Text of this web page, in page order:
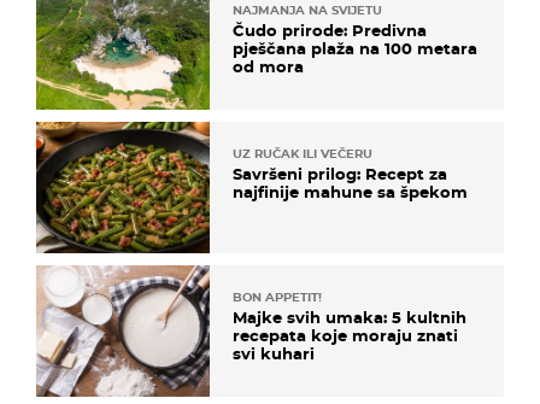
NAJMANJA NA SVIJETU
Čudo prirode: Predivna
pješčana plaža na 100 metara
od mora
UZ RUČAK ILI VEČERU
Savršeni prilog: Recept za
najfinije mahune sa špekom
BON APPETIT!
Majke svih umaka: 5 kultnih
recepata koje moraju znati
svi kuhari